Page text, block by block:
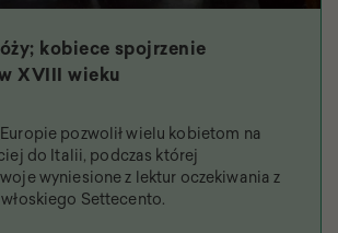
kobiece spojrzenie
XVIII wieku
pozwolił wielu kobietom na
do Italii, podczas której
wyniesione z lektur oczekiwania z
Settecento.